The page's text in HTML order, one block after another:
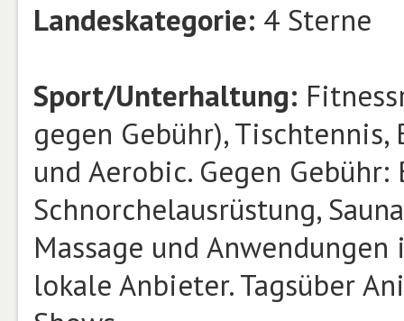
Landeskategorie: 4 Sterne
Sport/Unterhaltung:
gegen Gebühr), Tischtennis,
und Aerobic. Gegen
Schnorchelausrüstung,
Massage und
lokale Anbieter. Tagsüber